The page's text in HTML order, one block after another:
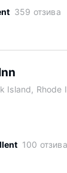
359 отзива
Island, Rhode
100 отзива